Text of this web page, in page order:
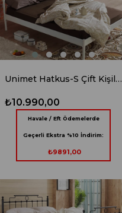
Unimet Hatkus-S Çift Kişilik Ferforje Beyaz Metal Karyola
₺10.990,00
Havale / Eft Ödemelerde
Geçerli Ekstra %10 İndirim:
₺9891,00